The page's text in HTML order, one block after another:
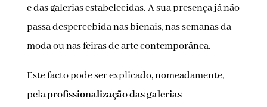
e das galerias estabelecidas. A sua presença já não
passa despercebida nas bienais, nas semanas da
moda ou nas feiras de arte contemporânea.
Este facto pode ser explicado, nomeadamente,
pelaprofissionalização das galerias